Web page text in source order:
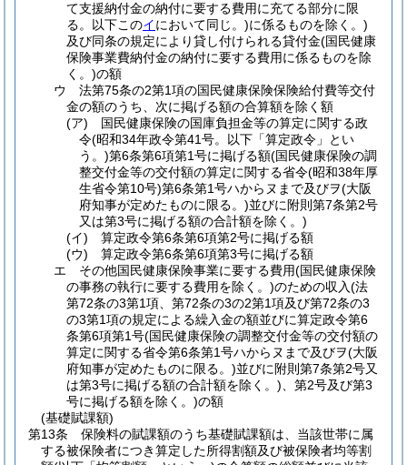
て支援納付金の納付に要する費用に充てる部分に限
る。以下このイにおいて同じ。)に係るものを除く。)
及び同条の規定により貸し付けられる貸付金(国民健康
保険事業費納付金の納付に要する費用に係るものを除
く。)の額
ウ
法第75条の2第1項の国民健康保険保険給付費等交付
金の額のうち、次に掲げる額の合算額を除く額
(ア)
国民健康保険の国庫負担金等の算定に関する政
令(昭和34年政令第41号。以下「算定政令」とい
う。)第6条第6項第1号に掲げる額(国民健康保険の調
整交付金等の交付額の算定に関する省令(昭和38年厚
生省令第10号)第6条第1号ハからヌまで及びヲ(大阪
府知事が定めたものに限る。)並びに附則第7条第2号
又は第3号に掲げる額の合計額を除く。)
(イ)
算定政令第6条第6項第2号に掲げる額
(ウ)
算定政令第6条第6項第3号に掲げる額
エ
その他国民健康保険事業に要する費用(国民健康保険
の事務の執行に要する費用を除く。)のための収入(法
第72条の3第1項、第72条の3の2第1項及び第72条の3
の3第1項の規定による繰入金の額並びに算定政令第6
条第6項第1号(国民健康保険の調整交付金等の交付額の
算定に関する省令第6条第1号ハからヌまで及びヲ(大阪
府知事が定めたものに限る。)並びに附則第7条第2号又
は第3号に掲げる額の合計額を除く。) 、第2号及び第3
号に掲げる額を除く。)の額
(基礎賦課額)
第13条
保険料の賦課額のうち基礎賦課額は、当該世帯に属
する被保険者につき算定した所得割額及び被保険者均等割